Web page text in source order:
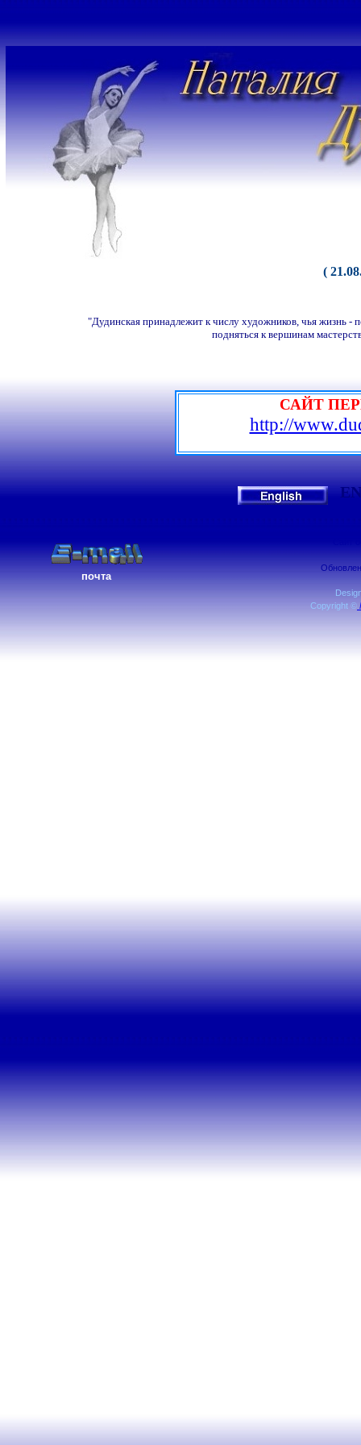
(
"Дудинская принадлежит к числу художников, чья жизнь -
подняться к вершинам мастерства,
САЙТ
http://
почта
Copyright ©